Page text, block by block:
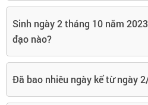
Sinh ngày 2 tháng 10 năm
đạo nào?
Đã bao nhiêu ngày kể từ ngày